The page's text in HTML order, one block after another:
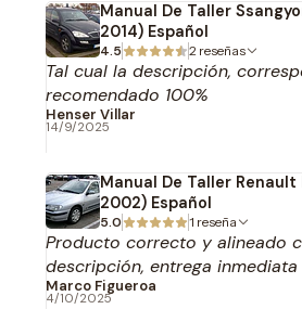
Manual De Taller
2014) Español
4.5 2 reseñas
Tal cual la descripción,
recomendado 100%
Henser Villar
14/9/2025
Manual De Taller Renault
2002) Español
5.0 1 reseña
Producto correcto y alineado
descripción, entrega
Marco Figueroa
4/10/2025